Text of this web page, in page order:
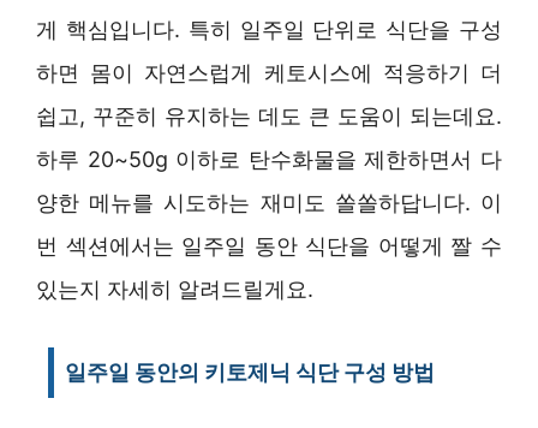
게 핵심입니다. 특히 일주일 단위로 식단을 구성
하면 몸이 자연스럽게 케토시스에 적응하기 더
쉽고, 꾸준히 유지하는 데도 큰 도움이 되는데요.
하루 20~50g 이하로 탄수화물을 제한하면서 다
양한 메뉴를 시도하는 재미도 쏠쏠하답니다. 이
번 섹션에서는 일주일 동안 식단을 어떻게 짤 수
있는지 자세히 알려드릴게요.
일주일 동안의 키토제닉 식단 구성 방법